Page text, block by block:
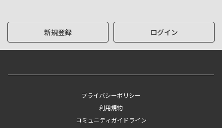
新規登録 ログイン
プライバシーポリシー
利用規約
コミュニティガイドライン